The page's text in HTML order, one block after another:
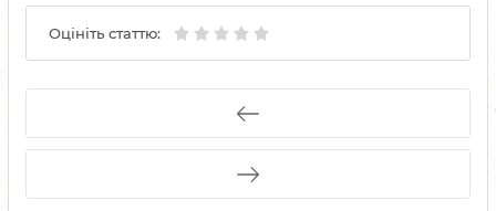
Оцініть статтю: